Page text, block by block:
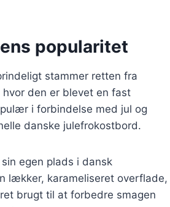
popularitet
stammer retten fra
den er blevet en fast
i forbindelse med jul og
danske julefrokostbord.
egen plads i dansk
lækker, karameliseret overflade,
brugt til at forbedre smagen